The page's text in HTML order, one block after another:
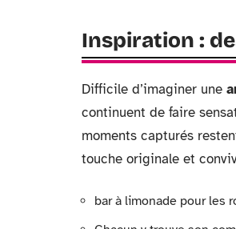
Inspiration :
Difficile d’imaginer une
continuent de faire
moments capturés
touche originale et
bar à limonade pour les